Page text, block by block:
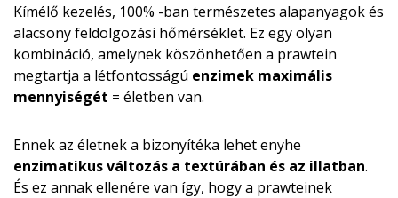
Kímélő kezelés, 100% -ban természetes alapanyagok és
alacsony feldolgozási hőmérséklet. Ez egy olyan
kombináció, amelynek köszönhetően a prawtein
megtartja a létfontosságú enzimek maximális
mennyiségét = életben van.
Ennek az életnek a bizonyítéka lehet enyhe
enzimatikus változás a textúrában és az illatban.
És ez annak ellenére van így, hogy a prawteinek